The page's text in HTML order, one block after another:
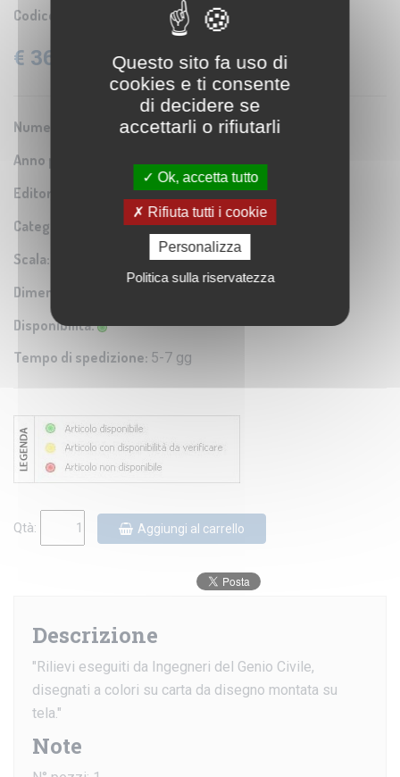
Codice prodotto: IGM SE001860
€ 36,60 IVA: 22% Inclusa
Numero Serie: 0A4
Anno pubblicazione:1864
Editore/Produttore:Istituto Geografico Militare
Categoria: Riproduzione di carta antica
Scala:
Dimensioni:
Disponibilità:
Tempo di spedizione: 5-7 gg
Qtà: Aggiungi al carrello
Descrizione
"Rilievi eseguiti da Ingegneri del Genio Civile,
disegnati a colori su carta da disegno montata su
tela."
Note
Questo sito fa uso di
cookies e ti consente
di decidere se
accettarli o rifiutarli
Ok, accetta tutto
Rifiuta tutti i cookie
Personalizza
Politica sulla riservatezza